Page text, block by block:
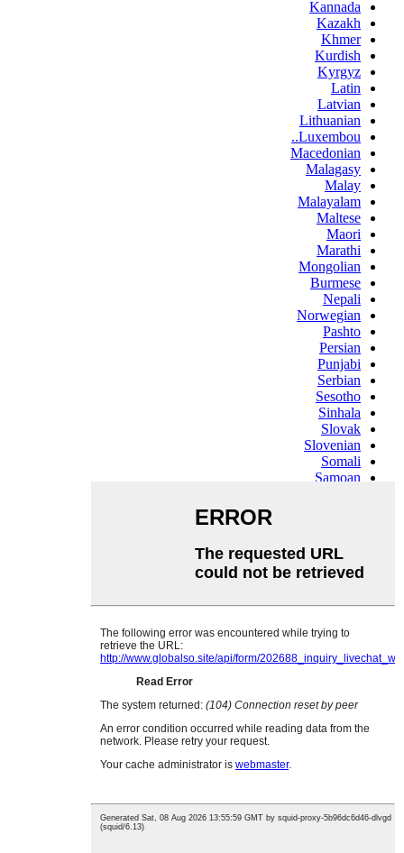
Kannada
Kazakh
Khmer
Kurdish
Kyrgyz
Latin
Latvian
Lithuanian
Luxembou..
Macedonian
Malagasy
Malay
Malayalam
Maltese
Maori
Marathi
Mongolian
Burmese
Nepali
Norwegian
Pashto
Persian
Punjabi
Serbian
Sesotho
Sinhala
Slovak
Slovenian
Somali
Samoan
Swahili
Tajik
Telugu
Ukrainian
Urdu
Welsh
Xhosa
Yiddish
Tatar
Oriya